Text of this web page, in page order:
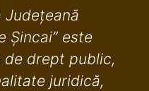
Județeană
Șincai” este
de drept public,
juridică,